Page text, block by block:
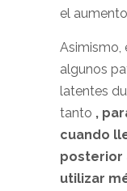
el
Asimismo,
algunos
latentes
tanto ,
cuando
posterior
utilizar